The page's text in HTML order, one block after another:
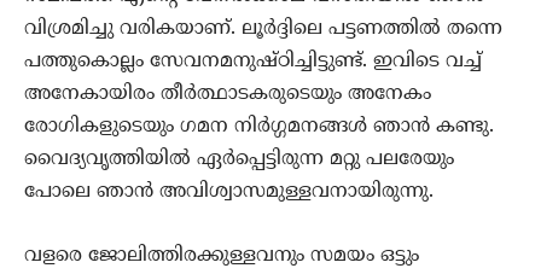
വിശ്രമിച്ചു വരികയാണ്. ലൂര്‍ദ്ദിലെ പട്ടണത്തില്‍ തന്നെ
പത്തുകൊല്ലം സേവനമനുഷ്ഠിച്ചിട്ടുണ്ട്. ഇവിടെ വച്ച്
അനേകായിരം തീര്‍ത്ഥാടകരുടെയും അനേകം
രോഗികളുടെയും ഗമന നിര്‍ഗ്ഗമന‍ങ്ങള്‍ ഞാന്‍ കണ്ടു.
വൈദ്യവൃത്തിയില്‍ ഏര്‍പ്പെട്ടിരുന്ന മറ്റു പലരേയും
പോലെ ഞാന്‍ അവിശ്വാസമുള്ളവനായിരുന്നു.
വളരെ ജോലിത്തിരക്കുള്ളവനും സമയം ഒട്ടും